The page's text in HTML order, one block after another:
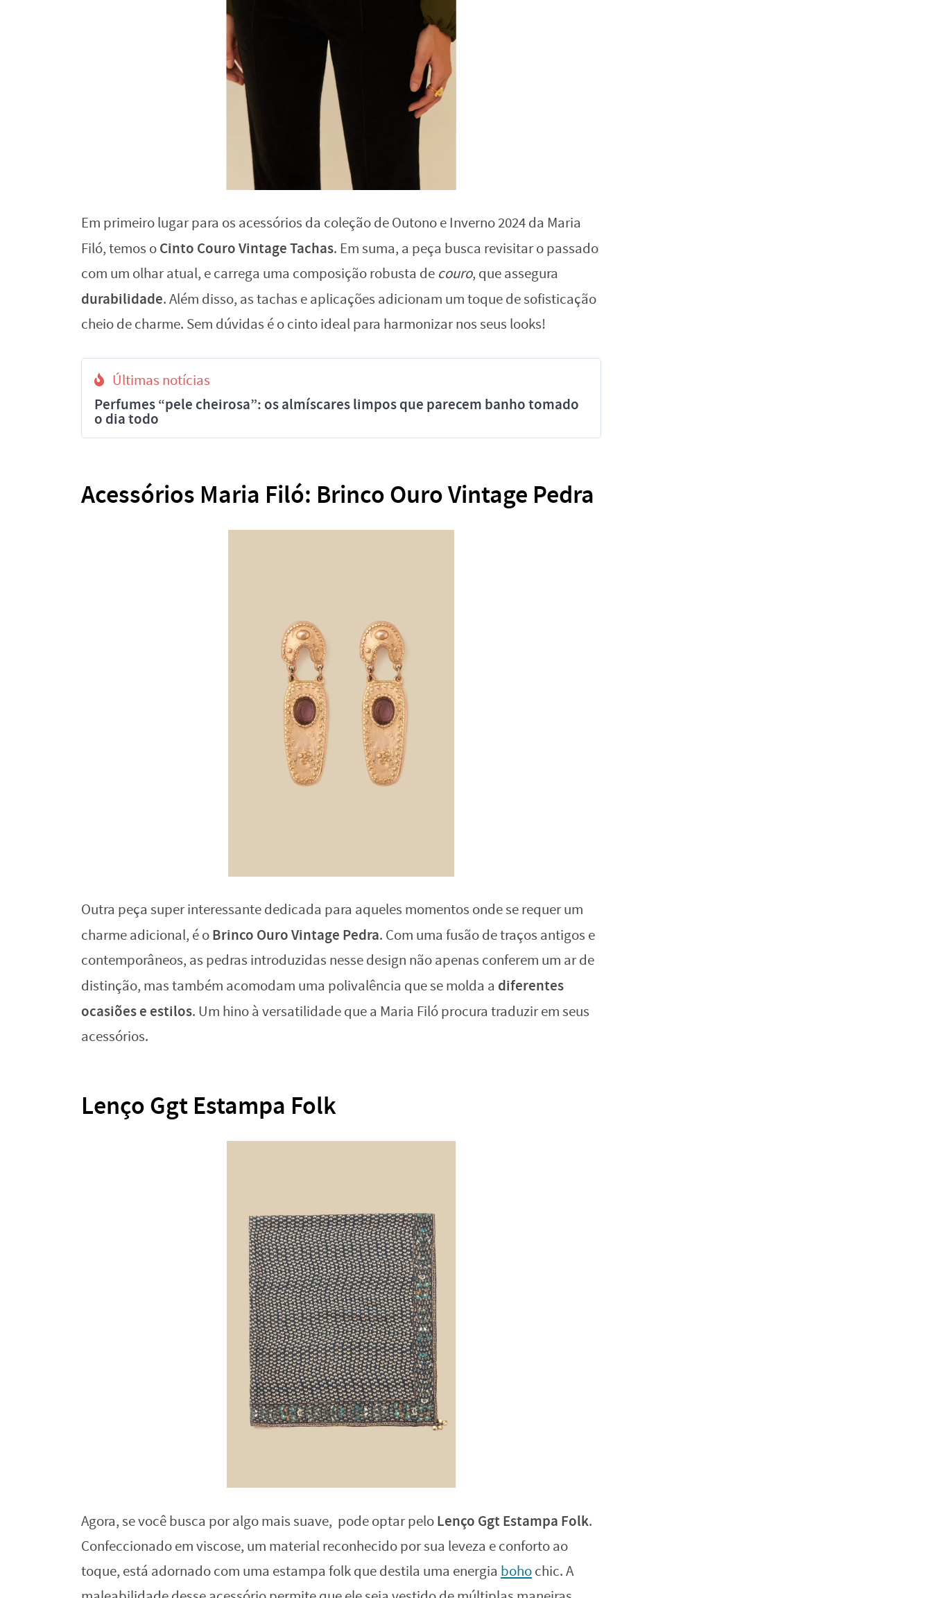
Em primeiro lugar para os acessórios da coleção de Outono e Inverno 2024 da Maria
Filó, temos oCinto Couro Vintage Tachas. Em suma, a peça busca revisitar o passado
com um olhar atual, e carrega uma composição robusta de couro, que assegura
durabilidade. Além disso, as tachas e aplicações adicionam um toque de sofisticação
cheio de charme. Sem dúvidas é o cinto ideal para harmonizar nos seus looks!
Últimas notícias
Perfumes “pele cheirosa”: os almíscares limpos que parecem banho tomado
o dia todo
Acessórios Maria Filó: Brinco Ouro Vintage Pedra
Outra peça super interessante dedicada para aqueles momentos onde se requer um
charme adicional, é oBrinco Ouro Vintage Pedra. Com uma fusão de traços antigos e
contemporâneos, as pedras introduzidas nesse design não apenas conferem um ar de
distinção, mas também acomodam uma polivalência que se molda a diferentes
ocasiões e estilos. Um hino à versatilidade que a Maria Filó procura traduzir em seus
acessórios.
Lenço Ggt Estampa Folk
Agora, se você busca por algo mais suave, pode optar peloLenço Ggt Estampa Folk.
Confeccionado em viscose, um material reconhecido por sua leveza e conforto ao
toque, está adornado com uma estampa folk que destila uma energia bohochic. A